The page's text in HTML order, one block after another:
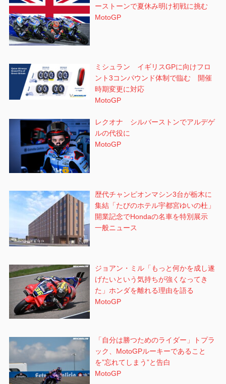
ーストーンで夏休み明け初戦に挑む
MotoGP
ミシュラン イギリスGPに向けフロ
ント3コンパウンド体制で臨む 開催
時期変更に対応
MotoGP
レクオナ シルバーストンでアルデゲ
ルの代役に
MotoGP
歴代チャンピオンマシン3台が栃木に
集結「たびのホテル宇都宮ゆいの杜」
開業記念でHondaの名車を特別展示
一般ニュース
ジョアン・ミル「もっと何かを成し遂
げたいという気持ちが強くなってき
た」ホンダを離れる理由を語る
MotoGP
「自分は勝つためのライダー」トプラ
ック、MotoGPルーキーであること
を”忘れてしまう”と告白
MotoGP